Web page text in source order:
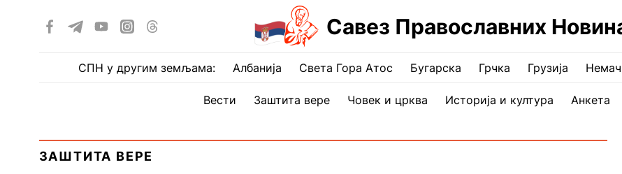
Савез Православних
СПН у другим земљама: Албанија Света Гора Атос Бугарска Грчка Грузија
Вести Заштита вере Човек и црква Историја и култура Анкета
ЗАШТИТА ВЕРЕ